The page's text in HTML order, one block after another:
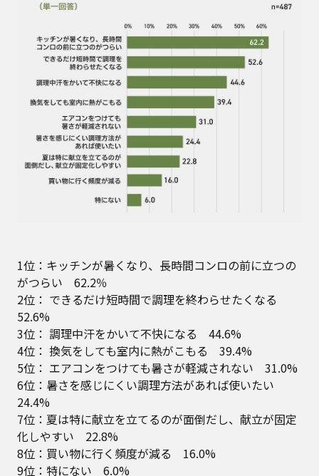
1位：キッチンが暑くなり、長時間コンロの前に立つの
がつらい 62.2％
2位： できるだけ短時間で調理を終わらせたくなる
52.6%
3位： 調理中汗をかいて不快になる 44.6%
4位： 換気をしても室内に熱がこもる 39.4%
5位： エアコンをつけても暑さが軽減されない 31.0%
6位：暑さを感じにくい調理方法があれば使いたい
24.4%
7位：夏は特に献立を立てるのが面倒だし、献立が固定
化しやすい 22.8%
8位：買い物に行く頻度が減る 16.0%
9位：特にない 6.0%